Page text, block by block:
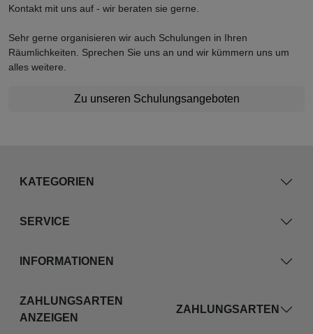
Kontakt mit uns auf - wir beraten sie gerne.
Sehr gerne organisieren wir auch Schulungen in Ihren
Räumlichkeiten. Sprechen Sie uns an und wir kümmern uns um
alles weitere.
Zu unseren Schulungsangeboten
KATEGORIEN
SERVICE
INFORMATIONEN
ZAHLUNGSARTEN
ANZEIGEN
ZAHLUNGSARTEN